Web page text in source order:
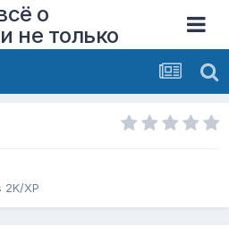
о
не только
2K/XP